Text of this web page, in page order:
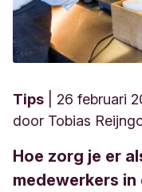
Tips
26 februari
door Tobias
Hoe zorg je er
medewerkers